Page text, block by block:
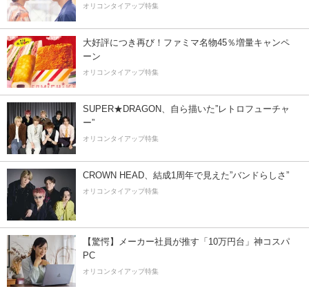
オリコンタイアップ特集
大好評につき再び！ファミマ名物45％増量キャンペ
ーン
オリコンタイアップ特集
SUPER★DRAGON、自ら描いた”レトロフューチャ
ー”
オリコンタイアップ特集
CROWN HEAD、結成1周年で見えた”バンドらしさ”
オリコンタイアップ特集
【驚愕】メーカー社員が推す「10万円台」神コスパ
PC
オリコンタイアップ特集